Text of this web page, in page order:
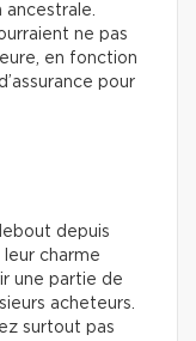
ne pas
en fonction
pour
depuis
charme
une partie de
acheteurs.
surtout pas